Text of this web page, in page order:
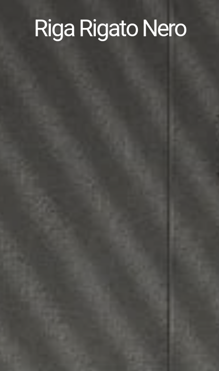
Riga Rigato Nero